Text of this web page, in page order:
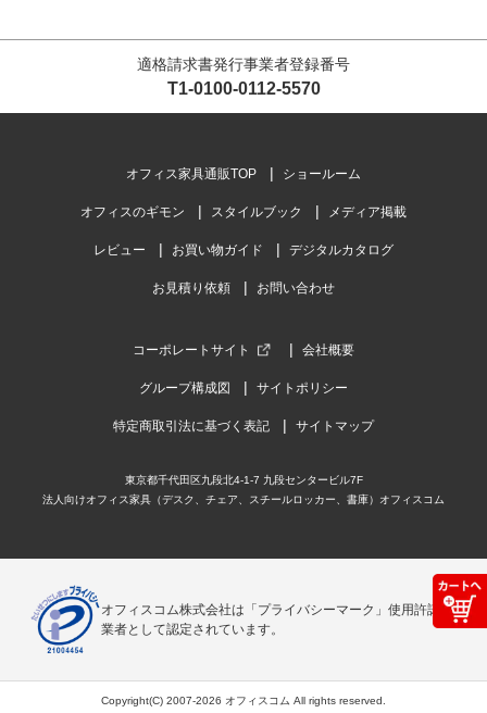
適格請求書発行事業者登録番号
T1-0100-0112-5570
オフィス家具通販TOP ショールーム
オフィスのギモン スタイルブック メディア掲載
レビュー お買い物ガイド デジタルカタログ
お見積り依頼 お問い合わせ
コーポレートサイト 会社概要
グループ構成図 サイトポリシー
特定商取引法に基づく表記 サイトマップ
東京都千代田区九段北4-1-7 九段センタービル7F
法人向けオフィス家具（デスク、チェア、スチールロッカー、書庫）オフィスコム
オフィスコム株式会社は「プライバシーマーク」使用許諾事
業者として認定されています。
Copyright(C) 2007-2026 オフィスコム All rights reserved.